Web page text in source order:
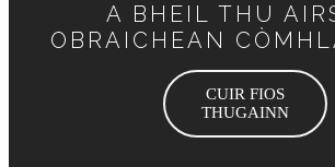
A BHEIL THU
OBRAICHEAN
CUIR FIOS
THUGAINN